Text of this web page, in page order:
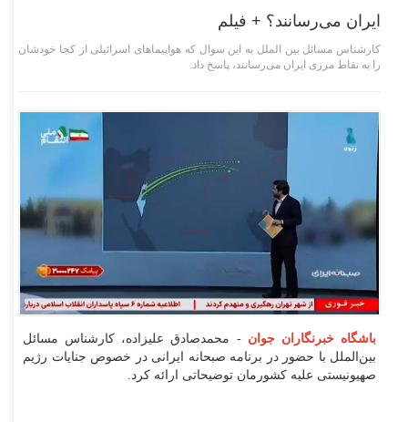
ایران می‌رسانند؟ + فیلم
کارشناس مسائل بین الملل به این سوال که هواپیما‌های اسرائیلی از کجا خودشان
را به نقاط مرزی ایران می‌رسانند، پاسخ داد.
باشگاه خبرنگاران جوان - محمدصادق علیزاده، کارشناس مسائل
بین‌الملل با حضور در برنامه صبحانه ایرانی در خصوص جنایات رژیم
صهیونیستی علیه کشورمان توضیحاتی ارائه کرد.